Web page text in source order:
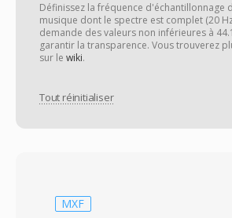
Définissez la fréquence d'échantillonnage
musique dont le spectre est complet (20
demande des valeurs non inférieures à
garantir la transparence. Vous trouverez
sur le wiki.
Tout réinitialiser
MXF